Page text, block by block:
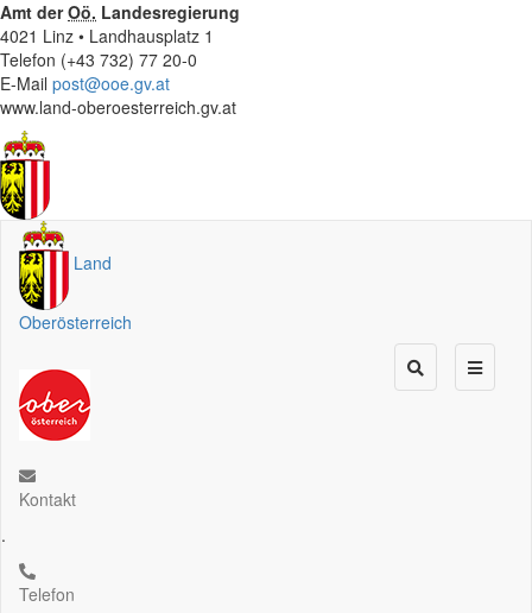
Amt derOö. Landesregierung
4021 Linz • Landhausplatz 1
Telefon (+43 732) 77 20-0
E-Mail post@ooe.gv.at
www.land-oberoesterreich.gv.at
Land
Oberösterreich
Kontakt
.
Telefon